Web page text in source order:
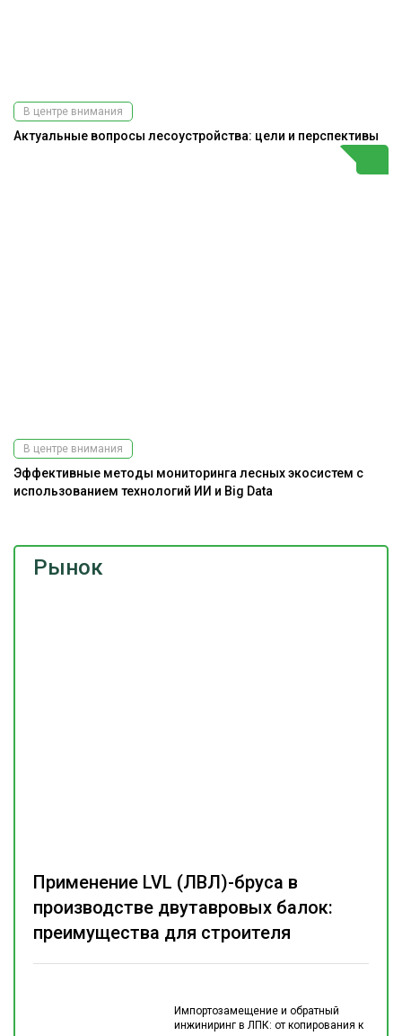
Рынок
Импортозамещение и обратный
инжиниринг в ЛПК: от копирования к
Применение LVL (ЛВЛ)-бруса в
производстве двутавровых балок:
преимущества для строителя
В центре внимания
Актуальные вопросы лесоустройства: цели и перспективы
В центре внимания
Эффективные методы мониторинга лесных экосистем с
использованием технологий ИИ и Big Data